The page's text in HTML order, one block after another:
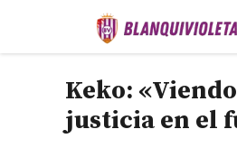
Keko:
justicia en el